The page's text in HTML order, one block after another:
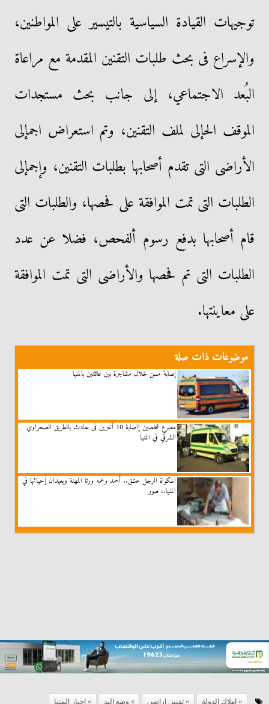
توجيهات القيادة السياسية بالتيسير على المواطنين،
والإسراع فى بحث طلبات التقنين المقدمة مع مراعاة
البُعد الاجتماعي، إلى جانب بحث مستجدات
الموقف الحإلى لملف التقنين، وتم استعراض اجمإلى
الأراضى التى تقدم أصحابها بطلبات التقنين، وإجمإلى
الطلبات التى تمت الموافقة على فحصها، والطلبات التى
قام أصحابها بدفع رسوم ألفحص، فضلا عن عدد
الطلبات التى تم فحصها والأراضى التى تمت الموافقة
على معاينتها.
موضوعات ذات صلة
إصابة مسن خلال مشاجرة بين عائلتين بالمنيا
مصرع شخصين إاصابة 10 أخرين فى حادث بالطريق الصحراوي
الشرقي في المنيا
المكواة الرجل عشق.. أحمد وعمه ورثا المهنة ويعيدان إحيائها في
المنيا.. صور
املاك الدولة تقنين اراضى وضع اليد اخبار المنيا